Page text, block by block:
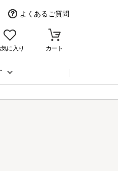
よくあるご質問
気に入り カート